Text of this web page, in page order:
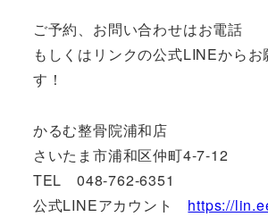
ご予約、お問い合わせはお電話
もしくはリンクの公式LINEからお
す！
かるむ整骨院浦和店
さいたま市浦和区仲町4-7-12
TEL 048-762-6351
公式LINEアカウント https://